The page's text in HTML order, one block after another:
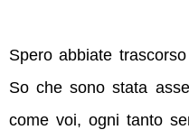
Spero abbiate
So che sono stata
come voi, ogni tanto